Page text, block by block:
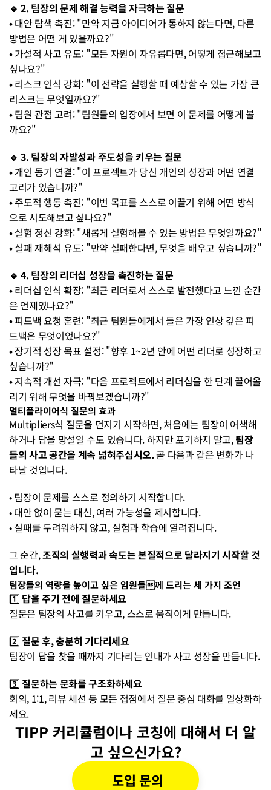
🔹 2. 팀장의 문제 해결 능력을 자극하는 질문
• 대안 탐색 촉진: "만약 지금 아이디어가 통하지 않는다면, 다른
방법은 어떤 게 있을까요?"
• 가설적 사고 유도: "모든 자원이 자유롭다면, 어떻게 접근해보고
싶나요?"
• 리스크 인식 강화: "이 전략을 실행할 때 예상할 수 있는 가장 큰
리스크는 무엇일까요?"
• 팀원 관점 고려: "팀원들의 입장에서 보면 이 문제를 어떻게 볼
까요?"
🔹 3. 팀장의 자발성과 주도성을 키우는 질문
• 개인 동기 연결: "이 프로젝트가 당신 개인의 성장과 어떤 연결
고리가 있습니까?"
• 주도적 행동 촉진: "이번 목표를 스스로 이끌기 위해 어떤 방식
으로 시도해보고 싶나요?"
• 실험 정신 강화: "새롭게 실험해볼 수 있는 방법은 무엇일까요?"
• 실패 재해석 유도: "만약 실패한다면, 무엇을 배우고 싶습니까?"
🔹 4. 팀장의 리더십 성장을 촉진하는 질문
• 리더십 인식 확장: "최근 리더로서 스스로 발전했다고 느낀 순간
은 언제였나요?"
• 피드백 요청 훈련: "최근 팀원들에게서 들은 가장 인상 깊은 피
드백은 무엇이었나요?"
• 장기적 성장 목표 설정: "향후 1~2년 안에 어떤 리더로 성장하고
싶습니까?"
• 지속적 개선 자극: "다음 프로젝트에서 리더십을 한 단계 끌어올
리기 위해 무엇을 바꿔보겠습니까?"
멀티플라이어식 질문의 효과
Multipliers식 질문을 던지기 시작하면, 처음에는 팀장이 어색해
하거나 답을 망설일 수도 있습니다. 하지만 포기하지 말고, 팀장
들의 사고 공간을 계속 넓혀주십시오. 곧 다음과 같은 변화가 나
타날 것입니다.
• 팀장이 문제를 스스로 정의하기 시작합니다.
• 대안 없이 묻는 대신, 여러 가능성을 제시합니다.
• 실패를 두려워하지 않고, 실험과 학습에 열려집니다.
그 순간, 조직의 실행력과 속도는 본질적으로 달라지기 시작할 것
입니다.
팀장들의 역량을 높이고 싶은 임원들께 드리는 세 가지 조언
1️⃣ 답을 주기 전에 질문하세요
질문은 팀장의 사고를 키우고, 스스로 움직이게 만듭니다.
2️⃣ 질문 후, 충분히 기다리세요
팀장이 답을 찾을 때까지 기다리는 인내가 사고 성장을 만듭니다.
3️⃣ 질문하는 문화를 구조화하세요
회의, 1:1, 리뷰 세션 등 모든 접점에서 질문 중심 대화를 일상화하
세요.
TIPP 커리큘럼이나 코칭에 대해서 더 알
고 싶으신가요?
도입 문의